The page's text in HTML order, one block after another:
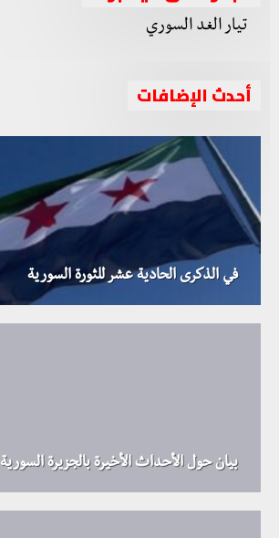
أحدث الإضافات
في الذكرى الحادية عشر للثورة السورية
بيان حول الأحداث الأخيرة بالجزيرة السورية